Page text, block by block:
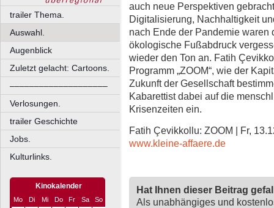
trailer Thema.
Auswahl.
Augenblick
Zuletzt gelacht: Cartoons.
––––––––––––––––––––
Verlosungen.
trailer Geschichte
Jobs.
Kulturlinks.
Kinokalender
Mo Di Mi Do Fr Sa
So
auch neue Perspektiven
Digitalisierung, Nachhaltigkeit
nach Ende der Pandemie waren
ökologische Fußabdruck
wieder den Ton an. Fatih
Programm „ZOOM“, wie der
Zukunft der Gesellschaft
Kabarettist dabei auf die
Krisenzeiten ein.
Fatih Çevikkollu: ZOOM | Fr,
www.kleine-affaere.de
Hat Ihnen dieser Beitrag
Als unabhängiges und